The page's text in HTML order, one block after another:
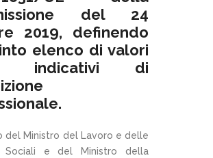
del 24
2019, definendo
elenco di valori
indicativi di
del Ministro del Lavoro e delle
Sociali e del Ministro della